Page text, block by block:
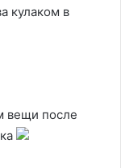
кулаком в
вещи после